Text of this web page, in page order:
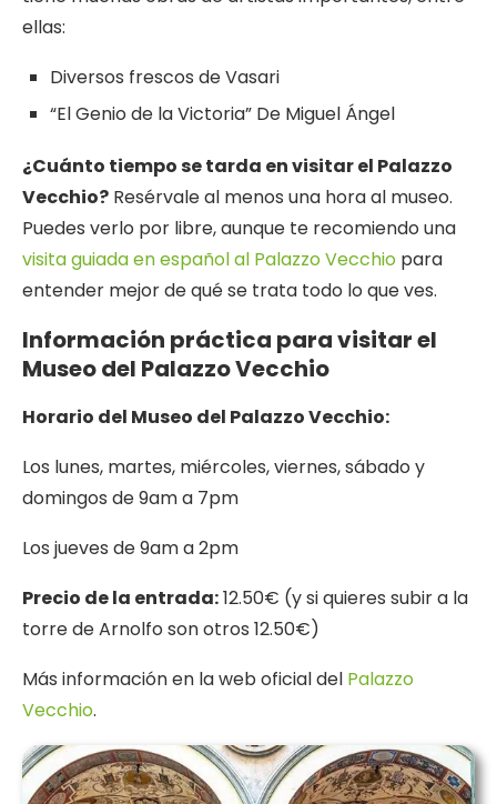
ellas:
Diversos frescos de Vasari
“El Genio de la Victoria” De Miguel Ángel
¿Cuánto tiempo se tarda en visitar el Palazzo
Vecchio? Resérvale al menos una hora al museo.
Puedes verlo por libre, aunque te recomiendo una
visita guiada en español al Palazzo Vecchio para
entender mejor de qué se trata todo lo que ves.
Información práctica para visitar el
Museo del Palazzo Vecchio
Horario del Museo del Palazzo Vecchio:
Los lunes, martes, miércoles, viernes, sábado y
domingos de 9am a 7pm
Los jueves de 9am a 2pm
Precio de la entrada:12.50€ (y si quieres subir a la
torre de Arnolfo son otros 12.50€)
Más información en la web oficial del Palazzo
Vecchio.